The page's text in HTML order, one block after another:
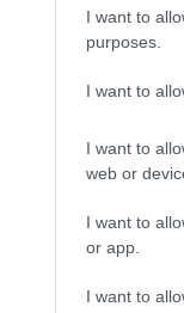
I want to
purposes.
I want to
I want to
web or
I want to
or app.
I want to